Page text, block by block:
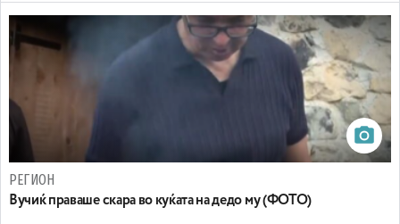
РЕГИОН
Вучиќ праваше скара во куќата на дедо му (ФОТО)